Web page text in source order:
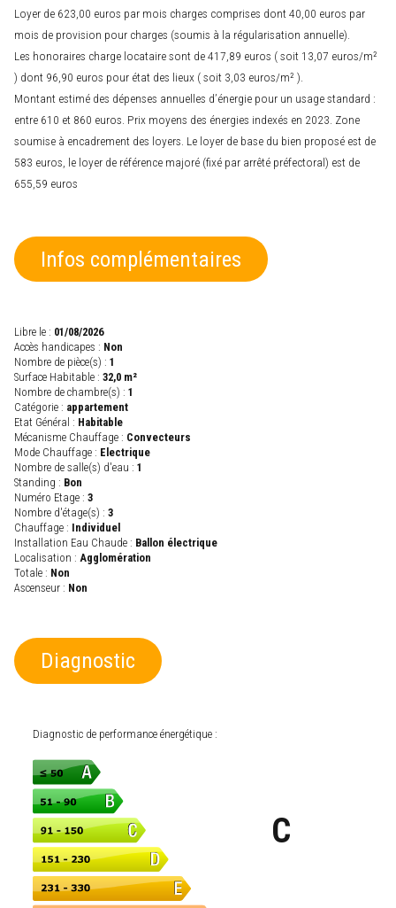
Loyer de 623,00 euros par mois charges comprises dont 40,00 euros par
mois de provision pour charges (soumis à la régularisation annuelle).
Les honoraires charge locataire sont de 417,89 euros ( soit 13,07 euros/m²
) dont 96,90 euros pour état des lieux ( soit 3,03 euros/m² ).
Montant estimé des dépenses annuelles d’énergie pour un usage standard :
entre 610 et 860 euros. Prix moyens des énergies indexés en 2023. Zone
soumise à encadrement des loyers. Le loyer de base du bien proposé est de
583 euros, le loyer de référence majoré (fixé par arrêté préfectoral) est de
655,59 euros
Infos complémentaires
Libre le : 01/08/2026
Accès handicapes : Non
Nombre de pièce(s) : 1
Surface Habitable : 32,0 m²
Nombre de chambre(s) : 1
Catégorie : appartement
Etat Général : Habitable
Mécanisme Chauffage : Convecteurs
Mode Chauffage : Electrique
Nombre de salle(s) d'eau : 1
Standing : Bon
Numéro Etage : 3
Nombre d'étage(s) : 3
Chauffage : Individuel
Installation Eau Chaude : Ballon électrique
Localisation : Agglomération
Totale : Non
Ascenseur : Non
Diagnostic
Diagnostic de performance énergétique :
C